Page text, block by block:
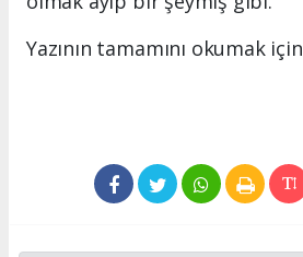
Yazının tamamını okumak için